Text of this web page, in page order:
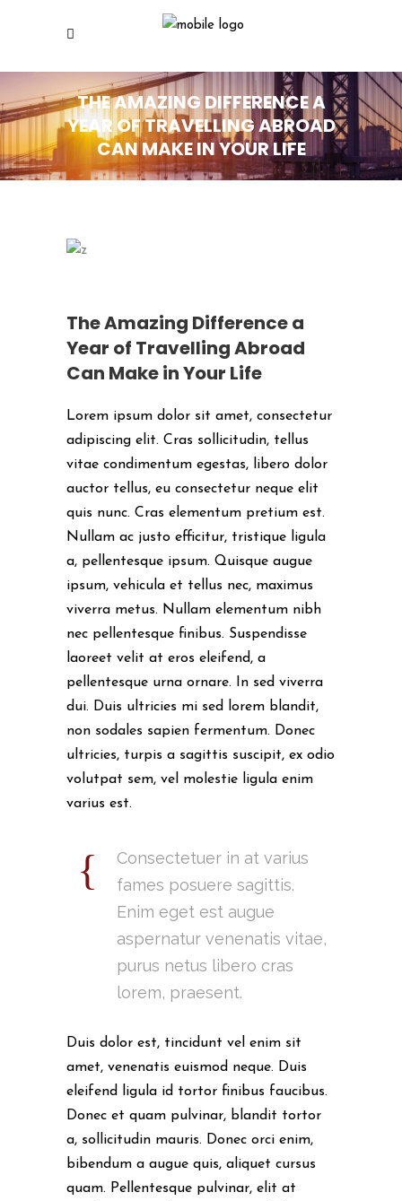
THE AMAZING DIFFERENCE A
YEAR OF TRAVELLING ABROAD
CAN MAKE IN YOUR LIFE
The Amazing Difference a
Year of Travelling Abroad
Can Make in Your Life
Lorem ipsum dolor sit amet, consectetur
adipiscing elit. Cras sollicitudin, tellus
vitae condimentum egestas, libero dolor
auctor tellus, eu consectetur neque elit
quis nunc. Cras elementum pretium est.
Nullam ac justo efficitur, tristique ligula
a, pellentesque ipsum. Quisque augue
ipsum, vehicula et tellus nec, maximus
viverra metus. Nullam elementum nibh
nec pellentesque finibus. Suspendisse
laoreet velit at eros eleifend, a
pellentesque urna ornare. In sed viverra
dui. Duis ultricies mi sed lorem blandit,
non sodales sapien fermentum. Donec
ultricies, turpis a sagittis suscipit, ex odio
volutpat sem, vel molestie ligula enim
varius est.
Consectetuer in at varius
fames posuere sagittis.
Enim eget est augue
aspernatur venenatis vitae,
purus netus libero cras
lorem, praesent.
Duis dolor est, tincidunt vel enim sit
amet, venenatis euismod neque. Duis
eleifend ligula id tortor finibus faucibus.
Donec et quam pulvinar, blandit tortor
a, sollicitudin mauris. Donec orci enim,
bibendum a augue quis, aliquet cursus
quam. Pellentesque pulvinar, elit at